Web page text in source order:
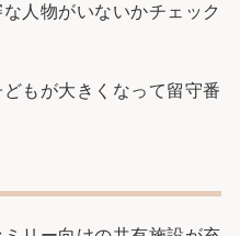
人物がいないかチェック
もが大きくなって留守番